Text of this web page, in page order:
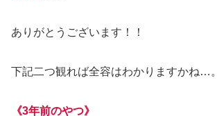
ありがとうございます！！
下記二つ観れば全容はわかりますかね…。
《3年前のやつ》